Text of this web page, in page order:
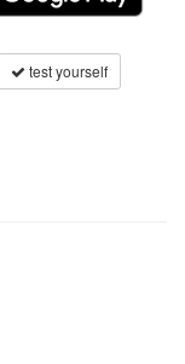
test yourself